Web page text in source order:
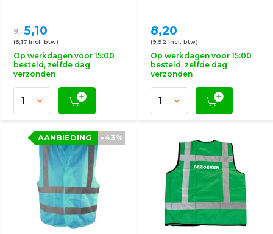
9,-5,10
(6,17 Incl. btw)
Op werkdagen voor 15:00
besteld, zelfde dag
verzonden
8,20
(9,92 Incl. btw)
Op werkdagen voor 15:00
besteld, zelfde dag
verzonden
-43%
AANBIEDING